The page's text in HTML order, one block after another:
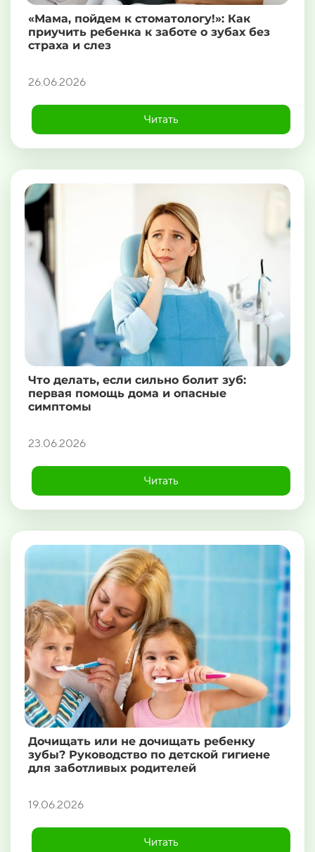
«Мама, пойдем к стоматологу!»: Как
приучить ребенка к заботе о зубах без
страха и слез
26.06.2026
Читать
Что делать, если сильно болит зуб:
первая помощь дома и опасные
симптомы
23.06.2026
Читать
Дочищать или не дочищать ребенку
зубы? Руководство по детской гигиене
для заботливых родителей
19.06.2026
Читать